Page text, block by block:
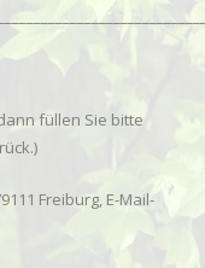
füllen Sie bitte
Freiburg, E-Mail-